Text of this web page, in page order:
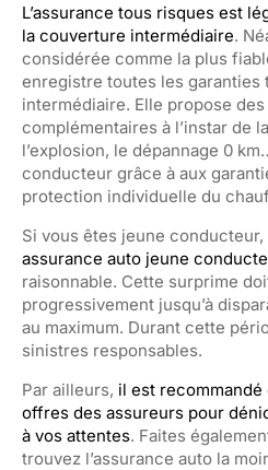
L’assurance tous risques est
la couverture intermédiaire.
considérée comme la plus
enregistre toutes les garanties
intermédiaire. Elle propose
complémentaires à l’instar de
l’explosion, le dépannage 0
conducteur grâce à aux
protection individuelle du
Si vous êtes jeune conducteur,
assurance auto jeune
raisonnable. Cette surprime
progressivement jusqu’à
au maximum. Durant cette
sinistres responsables.
Par ailleurs, il est
offres des assureurs pour
à vos attentes. Faites
trouvez l’assurance auto la